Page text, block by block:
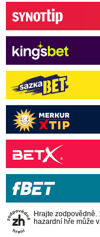
Hrajte zodpovědně.
hazardní hře může